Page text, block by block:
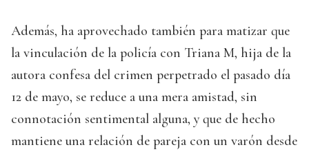
Además, ha aprovechado también para matizar que
la vinculación de la policía con Triana M, hija de la
autora confesa del crimen perpetrado el pasado día
12 de mayo, se reduce a una mera amistad, sin
connotación sentimental alguna, y que de hecho
mantiene una relación de pareja con un varón desde